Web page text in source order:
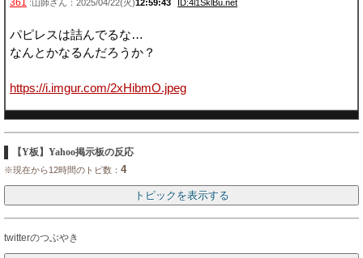
361 :山師さん：2025/04/22(火)12:59:43 ID:4l1SklBu.net
パピレスは詰んでるな…
なんとかなるんだろうか？
https://i.imgur.com/2xHibmO.jpeg
【Y板】Yahoo掲示板の反応
※現在から12時間のトピ数： 4
twitterのつぶやき